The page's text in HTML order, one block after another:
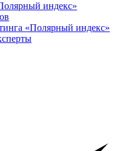
индекс»
«Полярный индекс»